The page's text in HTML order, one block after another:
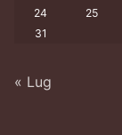
24
25
31
« Lug